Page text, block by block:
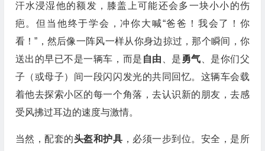
汗水浸湿他的额发，膝盖上可能还会多一块小小的伤
疤。但当他终于学会，冲你大喊“爸爸！我会了！你
看！”，然后像一阵风一样从你身边掠过，那个瞬间，你
送出的早已不是一辆车，而是 自由 、是 勇气 、是你们父
子（或母子）间一段闪闪发光的共同回忆。这辆车会载
着他去探索小区的每一个角落，去认识新的朋友，去感
受风拂过耳边的速度与激情。
当然，配套的头盔和护具 ，必须一步到位。安全，是所